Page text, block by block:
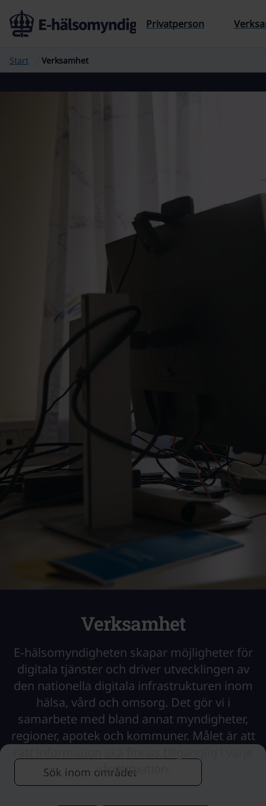
Privatperson
Start Verksamhet
Verksamhet
E‑hälsomyndigheten skapar möjligheter för
digitala tjänster och driver utvecklingen av
den nationella digitala infrastrukturen inom
hälsa, vård och omsorg. Det gör vi i
samarbete med bland annat myndigheter,
regioner, apotek och kommuner. Målet är att
vårdsituation.
Sök efter